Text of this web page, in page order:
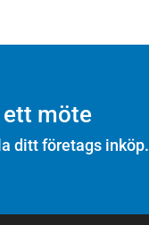
ett möte
ditt företags inköp.